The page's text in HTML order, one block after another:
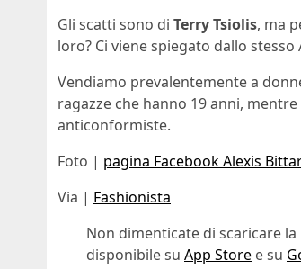
Gli scatti sono di Terry Tsiolis, ma
loro? Ci viene spiegato dallo stesso
Vendiamo prevalentemente a
ragazze che hanno 19 anni,
anticonformiste.
Foto | pagina Facebook Alexis
Via | Fashionista
Non dimenticate di scaricare
disponibile su App Store e su